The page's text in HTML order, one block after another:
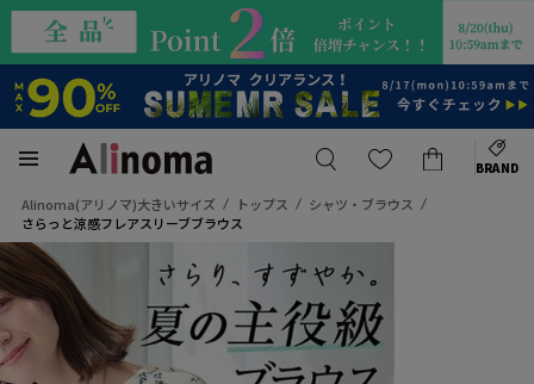
BRAND
Alinoma(アリノマ)大きいサイズ トップス
シャツ・ブラウス
さらっと涼感フレアスリーブブラウス